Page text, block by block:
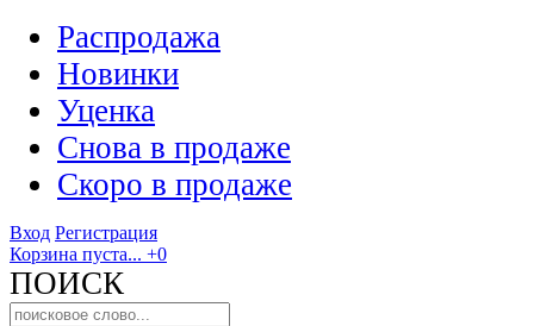
Распродажа
Новинки
Уценка
Снова в продаже
Скоро в продаже
Вход Регистрация
Корзина пуста... +0
ПОИСК